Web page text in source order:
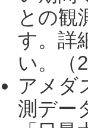
との観
す。詳
い。（
アメダ
測デー